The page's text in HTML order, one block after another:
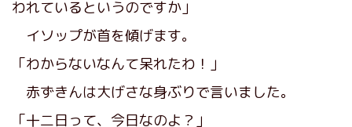
われているというのですか」
イソップが首を傾げます。
「わからないなんて呆れたわ！」
赤ずきんは大げさな身ぶりで言いました。
「十二日って、今日なのよ？」